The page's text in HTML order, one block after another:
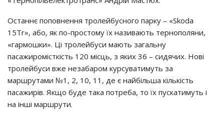
Останнє поповнення тролейбусного парку – «Skoda
15Tr», або, як по-простому їх називають тернополяни,
«гармошки». Ці тролейбуси мають загальну
пасажиромісткість 120 місць, з яких 36 – сидячих. Нові
тролейбуси вже незабаром курсуватимуть за
маршрутами №1, 2, 10, 11, де є найбільша кількість
пасажирів. Якщо буде така потреба, то їх пускатимуть і
на інші маршрути.